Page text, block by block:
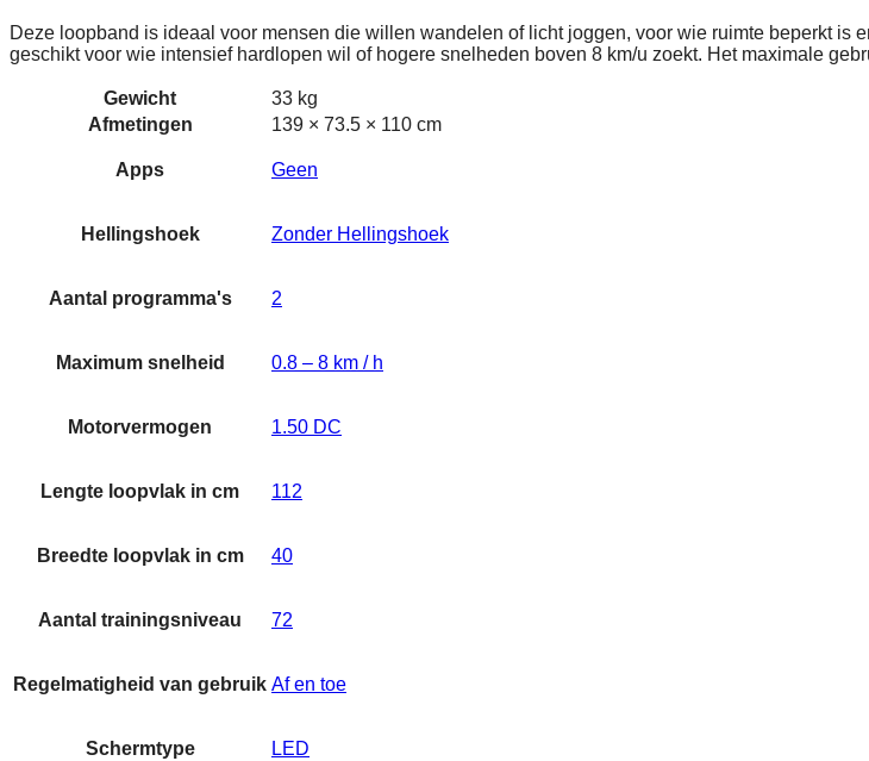
Deze loopband is ideaal voor mensen die willen wandelen of licht joggen, voor wie ruimte beperkt
geschikt voor wie intensief hardlopen wil of hogere snelheden boven 8 km/u zoekt. Het maximale
Gewicht
33 kg
Afmetingen
139 × 73.5 × 110 cm
Apps Geen
Hellingshoek Zonder Hellingshoek
Aantal programma's 2
Maximum snelheid 0.8 – 8 km / h
Motorvermogen 1.50 DC
Lengte loopvlak in cm 112
Breedte loopvlak in cm 40
Aantal trainingsniveau 72
Regelmatigheid van gebruik Af en toe
Schermtype LED